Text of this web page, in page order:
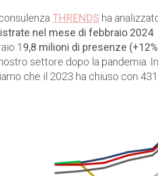
THRENDS ha
nel mese di febbraio 2024
1 9,8 milioni di presenze
settore dopo la pandemia.
che il 2023 ha chiuso con